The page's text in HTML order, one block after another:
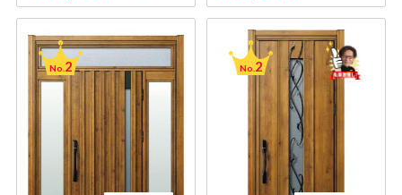
No. 2 No. 2